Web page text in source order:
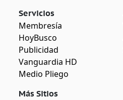
Servicios
Membresía
HoyBusco
Publicidad
Vanguardia HD
Medio Pliego
Más Sitios